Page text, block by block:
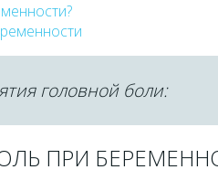
головной боли:
ПРИ